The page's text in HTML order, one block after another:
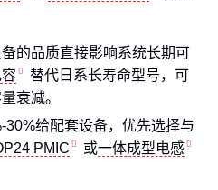
的品质直接影响系统长期可
替代日系长寿命型号，可
衰减。
给配套设备，优先选择与
PMIC 或一体成型电感